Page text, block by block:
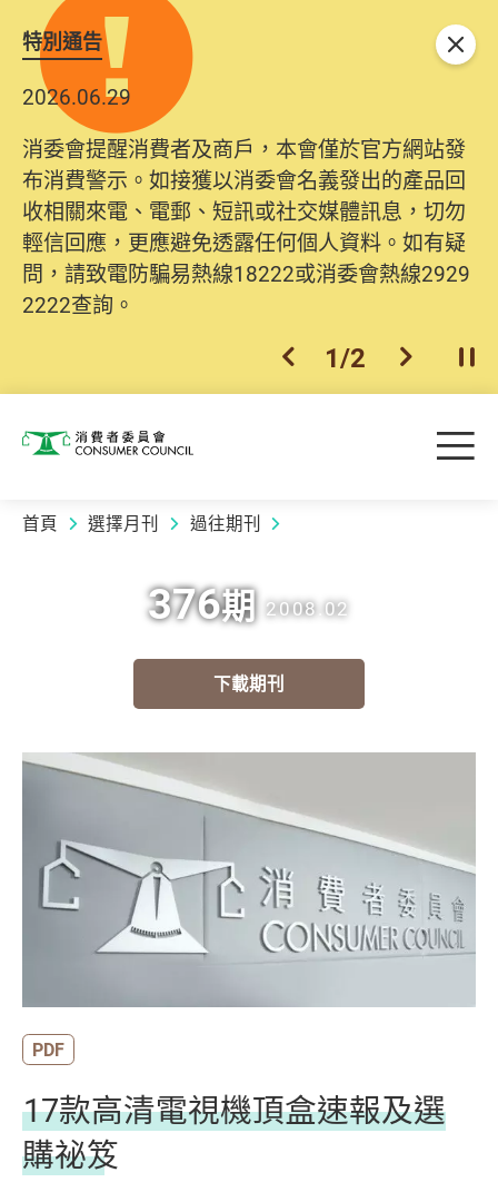
特別通告
2026.06.29
消委會提醒消費者及商戶，本會僅於官方網站發
布消費警示。如接獲以消委會名義發出的產品回
收相關來電、電郵、短訊或社交媒體訊息，切勿
輕信回應，更應避免透露任何個人資料。如有疑
問，請致電防騙易熱線18222或消委會熱線2929
2222查詢。
上一個
1/2 下一個開
關閉
消費者委員會 目
首頁 選擇月刊 過往期刊
376期 2008.02
下載期刊
PDF
17款高清電視機頂盒速報及選
購祕笈